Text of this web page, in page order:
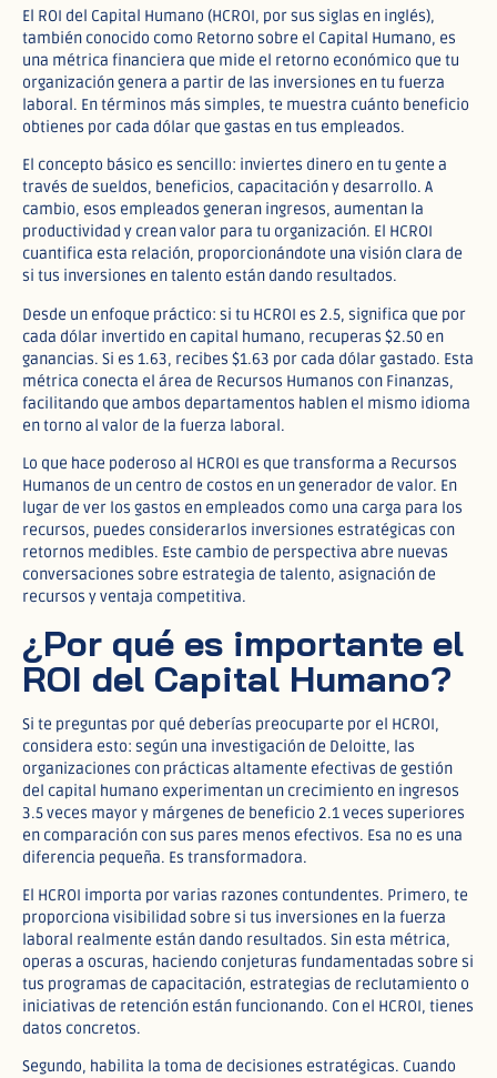
El ROI del Capital Humano (HCROI, por sus siglas en inglés),
también conocido como Retorno sobre el Capital Humano, es
una métrica financiera que mide el retorno económico que tu
organización genera a partir de las inversiones en tu fuerza
laboral. En términos más simples, te muestra cuánto beneficio
obtienes por cada dólar que gastas en tus empleados.
El concepto básico es sencillo: inviertes dinero en tu gente a
través de sueldos, beneficios, capacitación y desarrollo. A
cambio, esos empleados generan ingresos, aumentan la
productividad y crean valor para tu organización. El HCROI
cuantifica esta relación, proporcionándote una visión clara de
si tus inversiones en talento están dando resultados.
Desde un enfoque práctico: si tu HCROI es 2.5, significa que por
cada dólar invertido en capital humano, recuperas $2.50 en
ganancias. Si es 1.63, recibes $1.63 por cada dólar gastado. Esta
métrica conecta el área de Recursos Humanos con Finanzas,
facilitando que ambos departamentos hablen el mismo idioma
en torno al valor de la fuerza laboral.
Lo que hace poderoso al HCROI es que transforma a Recursos
Humanos de un centro de costos en un generador de valor. En
lugar de ver los gastos en empleados como una carga para los
recursos, puedes considerarlos inversiones estratégicas con
retornos medibles. Este cambio de perspectiva abre nuevas
conversaciones sobre estrategia de talento, asignación de
recursos y ventaja competitiva.
¿Por qué es importante el
ROI del Capital Humano?
Si te preguntas por qué deberías preocuparte por el HCROI,
considera esto: según una investigación de Deloitte, las
organizaciones con prácticas altamente efectivas de gestión
del capital humano experimentan un crecimiento en ingresos
3.5 veces mayor y márgenes de beneficio 2.1 veces superiores
en comparación con sus pares menos efectivos. Esa no es una
diferencia pequeña. Es transformadora.
El HCROI importa por varias razones contundentes. Primero, te
proporciona visibilidad sobre si tus inversiones en la fuerza
laboral realmente están dando resultados. Sin esta métrica,
operas a oscuras, haciendo conjeturas fundamentadas sobre si
tus programas de capacitación, estrategias de reclutamiento o
iniciativas de retención están funcionando. Con el HCROI, tienes
datos concretos.
Segundo, habilita la toma de decisiones estratégicas. Cuando